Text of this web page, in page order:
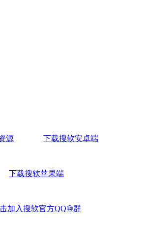
源 下载搜软安卓端
下载搜软苹果端
加入搜软官方QQ⑩群